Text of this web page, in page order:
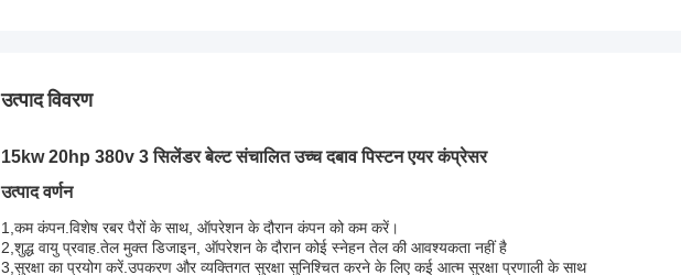
उत्पाद विवरण
15kw 20hp 380v 3 सिलेंडर बेल्ट संचालित उच्च दबाव पिस्टन एयर कंप्रेसर
उत्पाद वर्णन
1, कम कंपन .विशेष रबर पैरों के साथ, ऑपरेशन के दौरान कंपन को कम करें।
2, शुद्ध वायु प्रवाह .तेल मुक्त डिजाइन, ऑपरेशन के दौरान कोई स्नेहन तेल की आवश्यकता नहीं है
3, सुरक्षा का प्रयोग करें.उपकरण और व्यक्तिगत सुरक्षा सुनिश्चित करने के लिए कई आत्म सुरक्षा प्रणाली के साथ